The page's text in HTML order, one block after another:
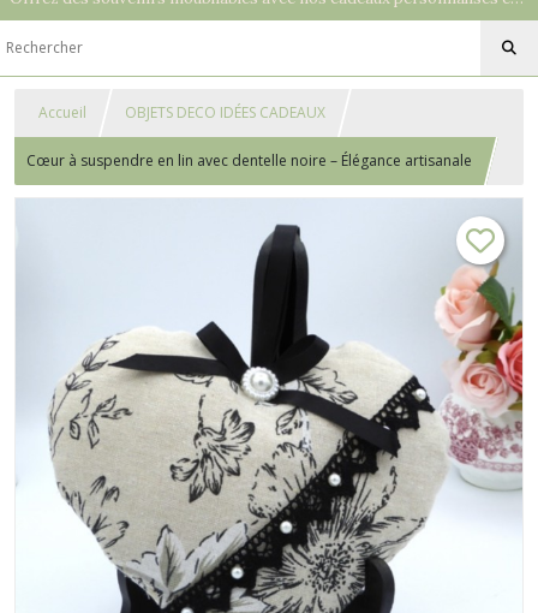
Accueil OBJETS DECO IDÉES CADEAUX
Cœur à suspendre en lin avec dentelle noire – Élégance artisanale